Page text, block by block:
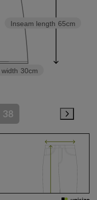
Inseam length 65cm
30cm
38